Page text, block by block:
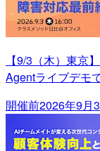
【9/3（木）東京
Agentライブデモ
開催前2026年9月